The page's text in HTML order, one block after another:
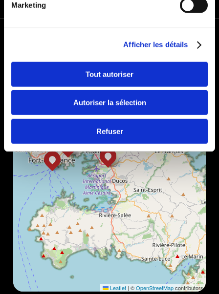
Marketing
Afficher les détails
Tout autoriser
Autoriser la sélection
Refuser
Leaflet | ©OpenStreetMapcontributors